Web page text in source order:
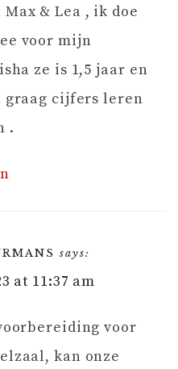
& Lea , ik doe
voor mijn
ze is 1,5 jaar en
cijfers leren
.
says:
at 11:37 am
voor
kan onze